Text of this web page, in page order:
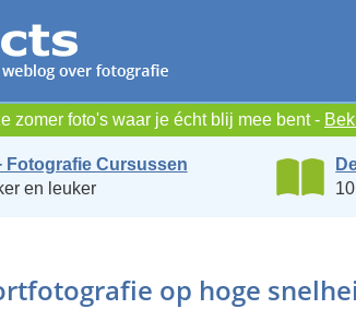
zomer foto's waar je écht blij mee bent -
Fotografie Cursussen
en leuker
op hoge